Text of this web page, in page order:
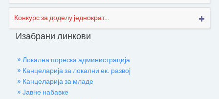
Конкурс за доделу једнократ...
Изабрани линкови
» Локална пореска администрација
» Канцеларија за локални ек. развој
» Канцеларија за младе
» Јавне набавке